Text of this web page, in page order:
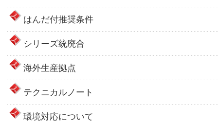
はんだ付推奨条件
シリーズ統廃合
海外生産拠点
テクニカルノート
環境対応について